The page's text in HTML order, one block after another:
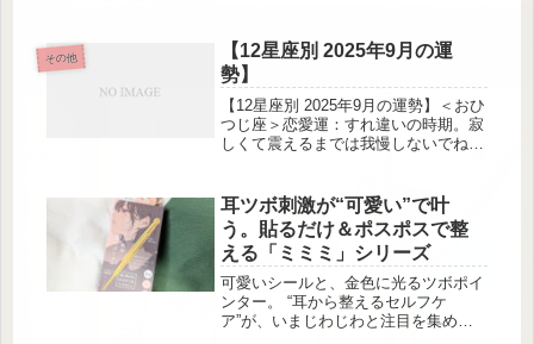
ムが豊富に揃っています。軽やかな素
材や春らしいカラー展開にも注目が集
まり、着るだけで季節感をぐっと高め
てくれるラインナップです。今回は、
30代・40代の女性におすすめしたい
GUの春トップス＆アウターを厳選し
その他
【12星座別 2025年9月の運
勢】
【12星座別 2025年9月の運勢】＜おひ
つじ座＞恋愛運：すれ違いの時期。寂
しくて震えるまでは我慢しないでね。
作コスメは要チェック！神アイテムに
出会えそうです。＜おうし座＞恋愛
運：いい子でいるのは終わり。少しワ
ガママでちょうどいいです。仕事運：
疲れた時に寄り添ってくれる人が、成
功に導いてくれます。美容運：夏のデ
トックス期。紫外線ケアに泥パックが
おすすめです。...
耳ツボ刺激が“可愛い”で叶
う。貼るだけ＆ポスポスで整
える「ミミミ」シリーズ
可愛いシールと、金色に光るツボポイ
ンター。 “耳から整えるセルフケ
ア”が、いまじわじわと注目を集めて